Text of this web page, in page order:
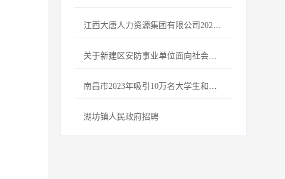
江西大唐人力资源集团有限公司2023年劳务派遣临时岗位人员公开招聘公告
关于新建区安防事业单位面向社会公开招聘专业巡逻防控队员资格审查及面试的公告
南昌市2023年吸引10万名大学生和技能人才来昌创业就业“百场校招”专场招聘会——合肥站
湖坊镇人民政府招聘